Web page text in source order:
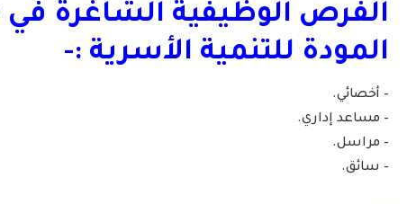
الفرص الوظيفية الشاغرة في
المودة للتنمية الأسرية :-
– أخصائي.
– مساعد إداري.
– مراسل.
– سائق.